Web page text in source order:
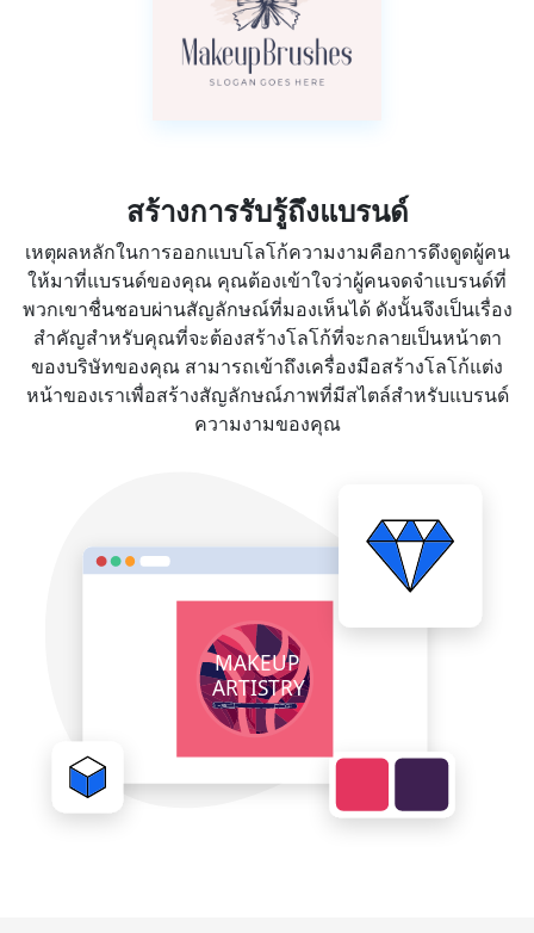
สร้างการรับรู้ถึงแบรนด์
เหตุผลหลักในการออกแบบโลโก้ความงามคือการดึงดูดผู้คน
ให้มาที่แบรนด์ของคุณ คุณต้องเข้าใจว่าผู้คนจดจำแบรนด์ที่
พวกเขาชื่นชอบผ่านสัญลักษณ์ที่มองเห็นได้ ดังนั้นจึงเป็นเรื่อง
สำคัญสำหรับคุณที่จะต้องสร้างโลโก้ที่จะกลายเป็นหน้าตา
ของบริษัทของคุณ สามารถเข้าถึงเครื่องมือสร้างโลโก้แต่ง
หน้าของเราเพื่อสร้างสัญลักษณ์ภาพที่มีสไตล์สำหรับแบรนด์
ความงามของคุณ